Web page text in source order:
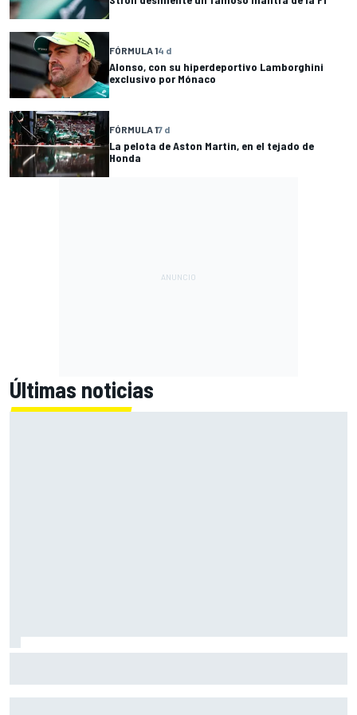
FÓRMULA 14 d
Alonso, con su hiperdeportivo Lamborghini
exclusivo por Mónaco
FÓRMULA 17 d
La pelota de Aston Martin, en el tejado de
Honda
Últimas noticias